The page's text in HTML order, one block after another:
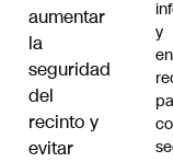
aumentar
la
seguridad
del
recinto y
evitar
y